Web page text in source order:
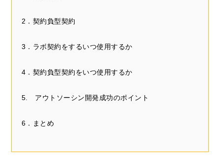
2．契約負型契約
3．ラボ契約をするいつ使用するか
4．契約負型契約をいつ使用するか
5. アウトソーシン開発成功のポイント
6．まとめ